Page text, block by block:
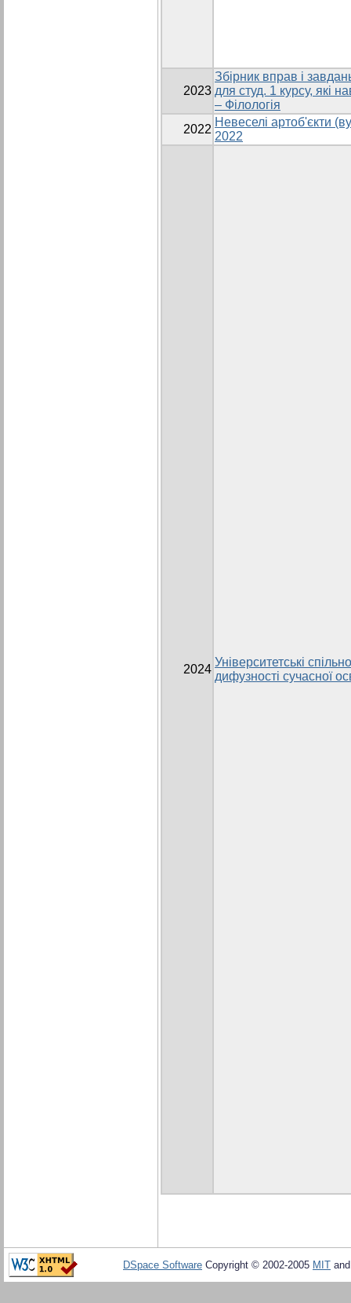
2023
Збірник вправ і
для студ. 1 курсу, які
– Філологія
2022
Невеселі артоб'єкти
2022
2024
Університетські
дифузності сучасної
DSpace Software Copyright © 2002-2005 MIT